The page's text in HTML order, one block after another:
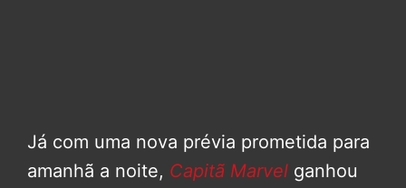
Já com uma nova prévia prometida para
amanhã a noite, Capitã Marvel ganhou